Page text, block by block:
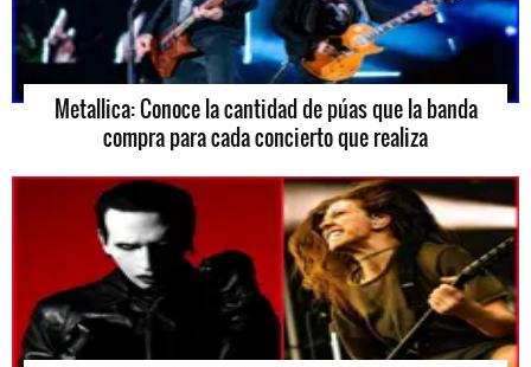
Metallica: Conoce la cantidad de púas que la banda
compra para cada concierto que realiza